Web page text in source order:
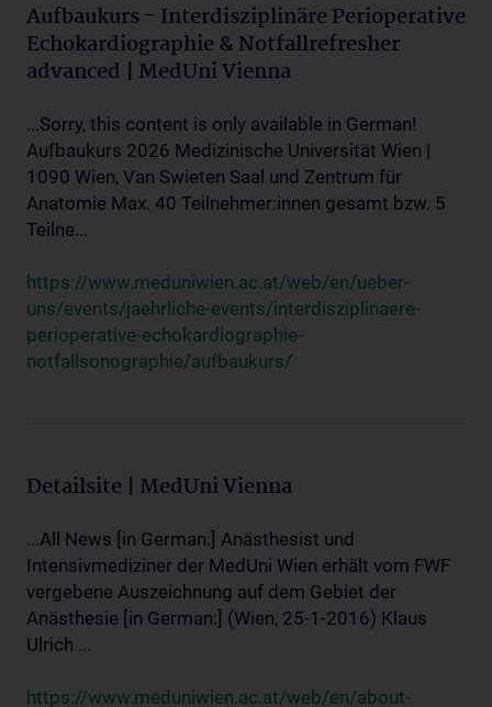
Aufbaukurs - Interdisziplinäre Perioperative
Echokardiographie & Notfallrefresher
advanced | MedUni Vienna
...Sorry, this content is only available in German!
Aufbaukurs 2026 Medizinische Universität Wien |
1090 Wien, Van Swieten Saal und Zentrum für
Anatomie Max. 40 Teilnehmer:innen gesamt bzw. 5
Teilne...
https://www.meduniwien.ac.at/web/en/ueber-
uns/events/jaehrliche-events/interdisziplinaere-
perioperative-echokardiographie-
notfallsonographie/aufbaukurs/
Detailsite | MedUni Vienna
...All News [in German:] Anästhesist und
Intensivmediziner der MedUni Wien erhält vom FWF
vergebene Auszeichnung auf dem Gebiet der
Anästhesie [in German:] (Wien, 25-1-2016) Klaus
Ulrich ...
https://www.meduniwien.ac.at/web/en/about-